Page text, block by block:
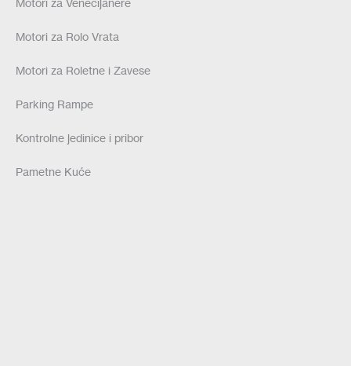
Motori za Venecijanere
Motori za Rolo Vrata
Motori za Roletne i Zavese
Parking Rampe
Kontrolne jedinice i pribor
Pametne Kuće